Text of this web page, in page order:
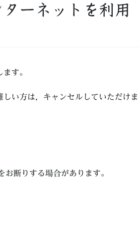
ーネットを利用
す。
い方は，キャンセルしていただけま
断りする場合があります。